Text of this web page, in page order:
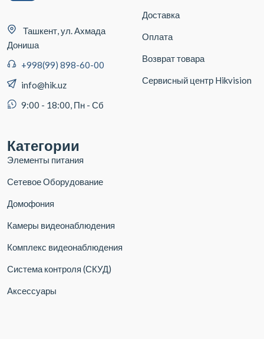
Ташкент, ул. Ахмада
Дониша
+998(99) 898-60-00
info@hik.uz
9:00 - 18:00, Пн - Сб
Доставка
Оплата
Возврат товара
Сервисный центр Hikvision
Категории
Элементы питания
Сетевое Оборудование
Домофония
Камеры видеонаблюдения
Комплекс видеонаблюдения
Система контроля (СКУД)
Аксессуары